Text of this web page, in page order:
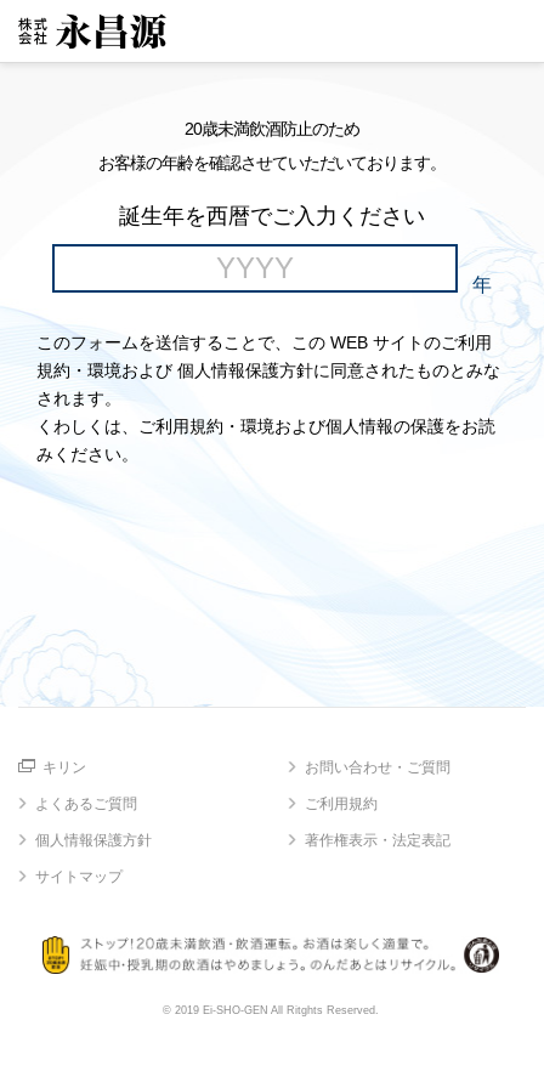
20歳未満飲酒防止のため
お客様の年齢を確認させていただいております。
誕生年を西暦でご入力ください
年
このフォームを送信することで、この WEB サイトのご利用
規約・環境および 個人情報保護方針に同意されたものとみな
されます。
くわしくは、ご利用規約・環境および個人情報の保護をお読
みください。
キリン お問い合わせ・ご質問
よくあるご質問 ご利用規約
個人情報保護方針 著作権表示・法定表記
サイトマップ
© 2019 Ei-SHO-GEN All Ritghts Reserved.